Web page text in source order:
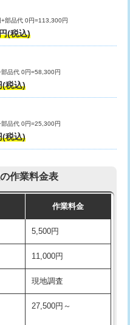
）
16,500円
現場見積
す。
キ
16,500円+材料費
11,000円+材料費
13,200円
16,500円
） 16,500円
16,500円
3,300円
部品代 0円=113,300円
(税込)
品代 0円=58,300円
(税込)
品代 0円=25,300円
(税込)
作業料金表
作業料金
5,500円
11,000円
現地調査
27,500円～